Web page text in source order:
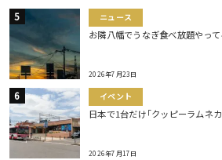
ニュース
お隣八幡でうなぎ食べ放題やって
2026年7月23日
イベント
日本で1台だけ｢クッピーラムネ
2026年7月17日